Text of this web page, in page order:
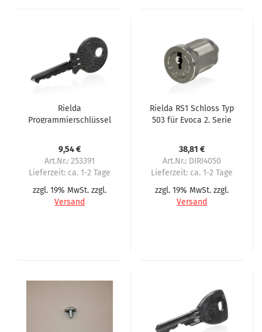
Rielda
Programmierschlüssel
9,54 €
Art.Nr.: 253391
Lieferzeit: ca. 1-2 Tage
zzgl. 19% MwSt. zzgl.
Versand
Rielda RS1 Schloss Typ
503 für Evoca 2. Serie
38,81 €
Art.Nr.: DIRI4050
Lieferzeit: ca. 1-2 Tage
zzgl. 19% MwSt. zzgl.
Versand